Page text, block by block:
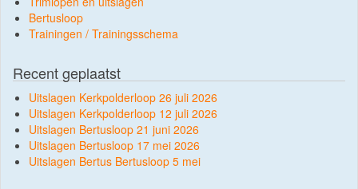
Bertusloop
Trainingen / Trainingsschema
Recent geplaatst
Uitslagen Kerkpolderloop 26 juli 2026
Uitslagen Kerkpolderloop 12 juli 2026
Uitslagen Bertusloop 21 juni 2026
Uitslagen Bertusloop 17 mei 2026
Uitslagen Bertus Bertusloop 5 mei